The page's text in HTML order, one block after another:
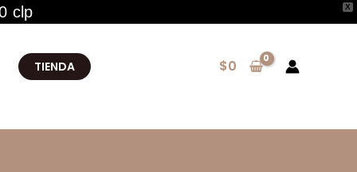
X
clp
TIENDA $0